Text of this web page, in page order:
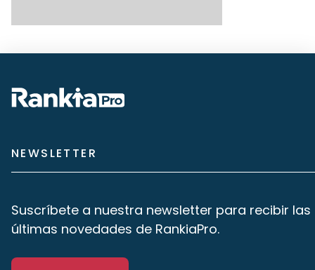
NEWSLETTER
Suscríbete a nuestra newsletter para recibir las
últimas novedades de RankiaPro.